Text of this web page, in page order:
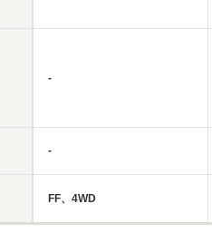
-
-
FF、4WD